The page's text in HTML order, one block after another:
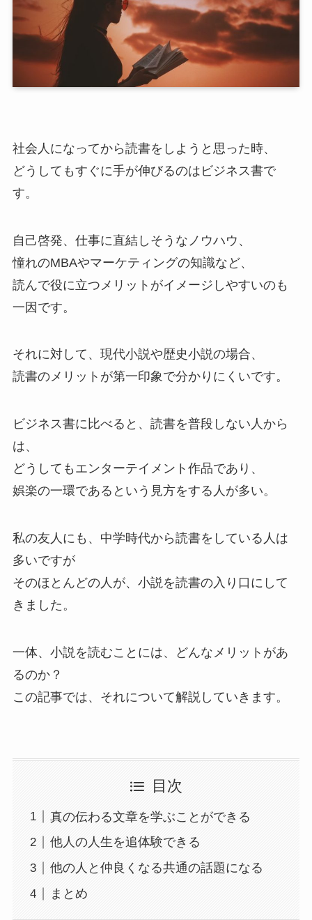
社会人になってから読書をしようと思った時、
どうしてもすぐに手が伸びるのはビジネス書で
す。
自己啓発、仕事に直結しそうなノウハウ、
憧れのMBAやマーケティングの知識など、
読んで役に立つメリットがイメージしやすいのも
一因です。
それに対して、現代小説や歴史小説の場合、
読書のメリットが第一印象で分かりにくいです。
ビジネス書に比べると、読書を普段しない人から
は、
どうしてもエンターテイメント作品であり、
娯楽の一環であるという見方をする人が多い。
私の友人にも、中学時代から読書をしている人は
多いですが
そのほとんどの人が、小説を読書の入り口にして
きました。
一体、小説を読むことには、どんなメリットがあ
るのか？
この記事では、それについて解説していきます。
目次
真の伝わる文章を学ぶことができる
他人の人生を追体験できる
他の人と仲良くなる共通の話題になる
まとめ